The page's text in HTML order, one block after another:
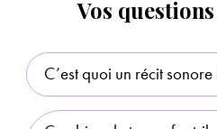
Vos
C’est quoi un récit sonore